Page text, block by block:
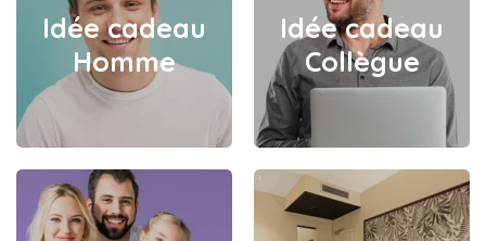
Idée cadeau
Homme
Idée cadeau
Collègue